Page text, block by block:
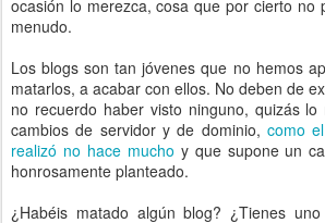
ocasión lo merezca, cosa que por cierto no
menudo.
Los blogs son tan jóvenes que no hemos
matarlos, a acabar con ellos. No deben de
no recuerdo haber visto ninguno, quizás
cambios de servidor y de dominio, como
realizó no hace mucho y que supone un
honrosamente planteado.
¿Habéis matado algún blog? ¿Tienes